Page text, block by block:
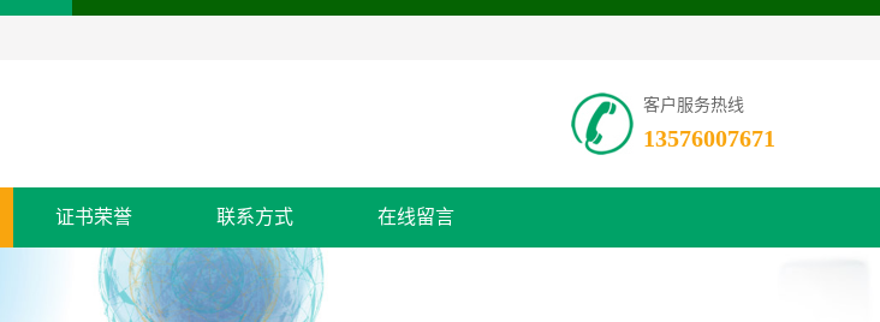
客户服务热线
13576007671
证书荣誉 联系方式 在线留言